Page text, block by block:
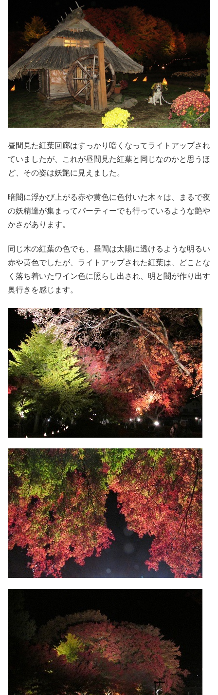
昼間見た紅葉回廊はすっかり暗くなってライトアップされ
ていましたが、これが昼間見た紅葉と同じなのかと思うほ
ど、その姿は妖艶に見えました。
暗闇に浮かび上がる赤や黄色に色付いた木々は、まるで夜
の妖精達が集まってパーティーでも行っているような艶や
かさがあります。
同じ木の紅葉の色でも、昼間は太陽に透けるような明るい
赤や黄色でしたが、ライトアップされた紅葉は、どことな
く落ち着いたワイン色に照らし出され、明と闇が作り出す
奥行きを感じます。